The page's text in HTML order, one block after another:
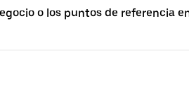
o los puntos de referencia